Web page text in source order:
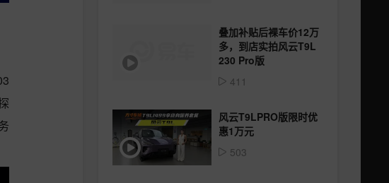
叠加补贴后裸车价12万
多，到店实拍风云T9L
230 Pro版
411
风云T9LPRO版限时优
惠1万元
503